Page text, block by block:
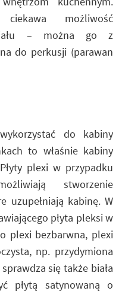
możliwość
– można go z
do perkusji (parawan
do kabiny
to właśnie kabiny
plexi w przypadku
stworzenie
uzupełniają kabinę. W
płyta pleksi w
plexi bezbarwna, plexi
np. przydymiona
się także biała
płytą satynowaną o